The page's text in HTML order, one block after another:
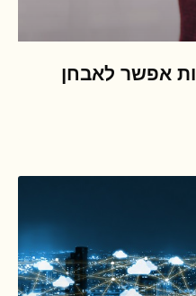
אפשר לאבחן